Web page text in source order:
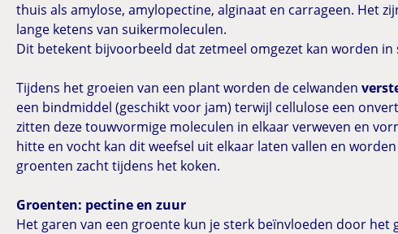
thuis als amylose, amylopectine, alginaat en carrageen. Het
lange ketens van suikermoleculen.
Dit betekent bijvoorbeeld dat zetmeel omgezet kan worden in
Tijdens het groeien van een plant worden de celwanden
een bindmiddel (geschikt voor jam) terwijl cellulose een
zitten deze touwvormige moleculen in elkaar verweven en
hitte en vocht kan dit weefsel uit elkaar laten vallen en
groenten zacht tijdens het koken.
Groenten: pectine en zuur
Het garen van een groente kun je sterk beïnvloeden door het